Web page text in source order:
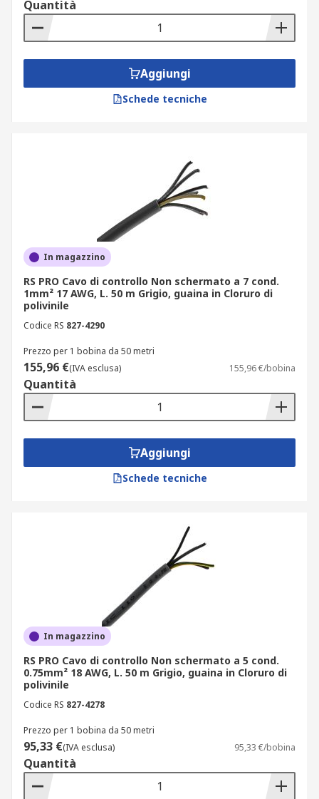
Quantità
Aggiungi
Schede tecniche
In magazzino
RS PRO Cavo di controllo Non schermato a 7 cond.
1mm² 17 AWG, L. 50 m Grigio, guaina in Cloruro di
polivinile
Codice RS 827-4290
Prezzo per 1 bobina da 50 metri
155,96 €(IVA esclusa) 155,96 €/bobina
Quantità
Aggiungi
Schede tecniche
In magazzino
RS PRO Cavo di controllo Non schermato a 5 cond.
0.75mm² 18 AWG, L. 50 m Grigio, guaina in Cloruro di
polivinile
Codice RS 827-4278
Prezzo per 1 bobina da 50 metri
95,33 €(IVA esclusa) 95,33 €/bobina
Quantità